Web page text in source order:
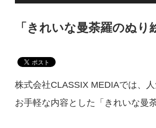
「きれいな曼荼羅のぬ
株式会社CLASSIX MEDIAでは、
お手軽な内容とした「きれいな曼